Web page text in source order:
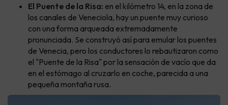
El Puente de la Risa: en el kilómetro 14, en la zona de
los canales de Veneciola, hay un puente muy curioso
con una forma arqueada extremadamente
pronunciada. Se construyó así para emular los puentes
de Venecia, pero los conductores lo rebautizaron como
el "Puente de la Risa" por la sensación de vacío que da
en el estómago al cruzarlo en coche, parecida a una
pequeña montaña rusa.